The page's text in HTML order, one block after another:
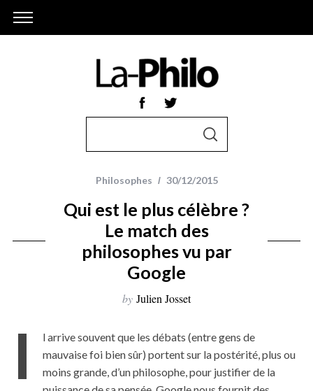
o
r
S
C
H
Philosophes 30/12/2015
Qui est le plus célèbre ?
Le match des
philosophes vu par
Google
by Julien Josset
I
l arrive souvent que les débats (entre gens de
mauvaise foi bien sûr) portent sur la postérité, plus ou
moins grande, d’un philosophe, pour justifier de la